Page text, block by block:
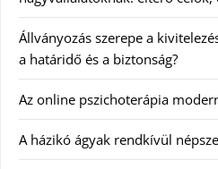
Állványozás szerepe a
a határidő és a biztonság?
Az online pszichoterápia
A házikó ágyak rendkívül